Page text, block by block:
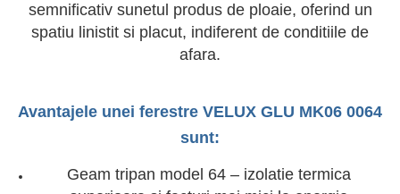
semnificativ sunetul produs de ploaie, oferind un
spatiu linistit si placut, indiferent de conditiile de
afara.
Avantajele unei ferestre VELUX GLU MK06 0064
sunt:
Geam tripan model 64 – izolatie termica